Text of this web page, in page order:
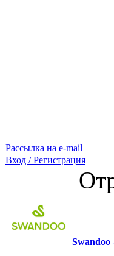
Рассылка на e-mail
Вход / Регистрация
Swandoo